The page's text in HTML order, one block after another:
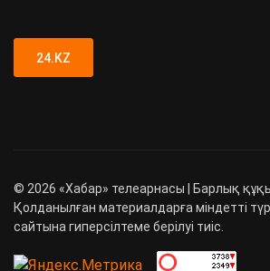
24.KZ
© 2026 «Хабар» телеарнасы | Барлық
Қолданылған материалдарға міндетті
сайтына гиперсілтеме берілуі тиіс.